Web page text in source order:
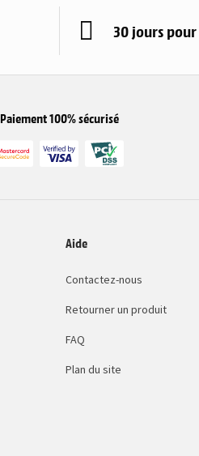
30 jours
Paiement 100% sécurisé
Aide
Contactez-nous
Retourner un produit
FAQ
Plan du site